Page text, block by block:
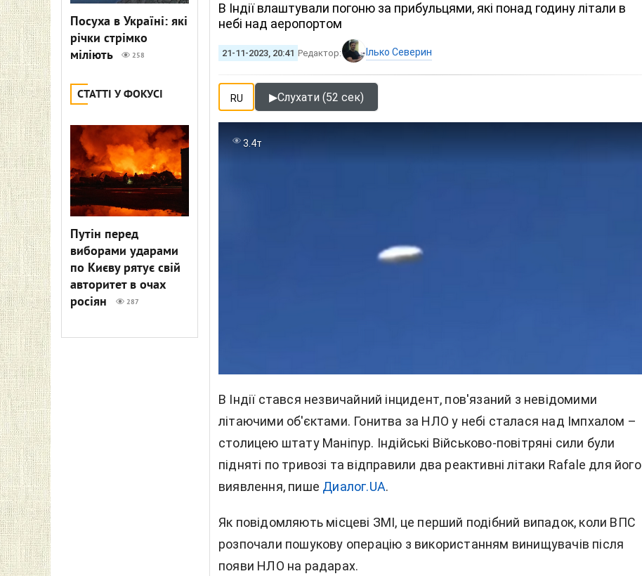
Посуха в Україні: які
річки стрімко
міліють
258
СТАТТІ У ФОКУСІ
Путін перед
виборами ударами
по Києву рятує свій
авторитет в очах
росіян
287
В Індії влаштували погоню за прибульцями, які понад годину літали в
небі над аеропортом
21-11-2023, 20:41 Редактор: Ілько Северин
RU ▶Слухати (52 сек)
3.4т
В Індії стався незвичайний інцидент, пов'язаний з невідомими
літаючими об'єктами. Гонитва за НЛО у небі сталася над Імпхалом –
столицею штату Маніпур. Індійські Військово-повітряні сили були
підняті по тривозі та відправили два реактивні літаки Rafale для його
виявлення, пише Диалог.UA.
Як повідомляють місцеві ЗМІ, це перший подібний випадок, коли ВПС
розпочали пошукову операцію з використанням винищувачів після
появи НЛО на радарах.